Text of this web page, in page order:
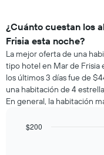
¿Cuánto cuestan los
Frisia esta noche?
La mejor oferta de una
tipo hotel en Mar de Frisia
los últimos 3 días fue de
una habitación de 4
En general, la habitación
$200